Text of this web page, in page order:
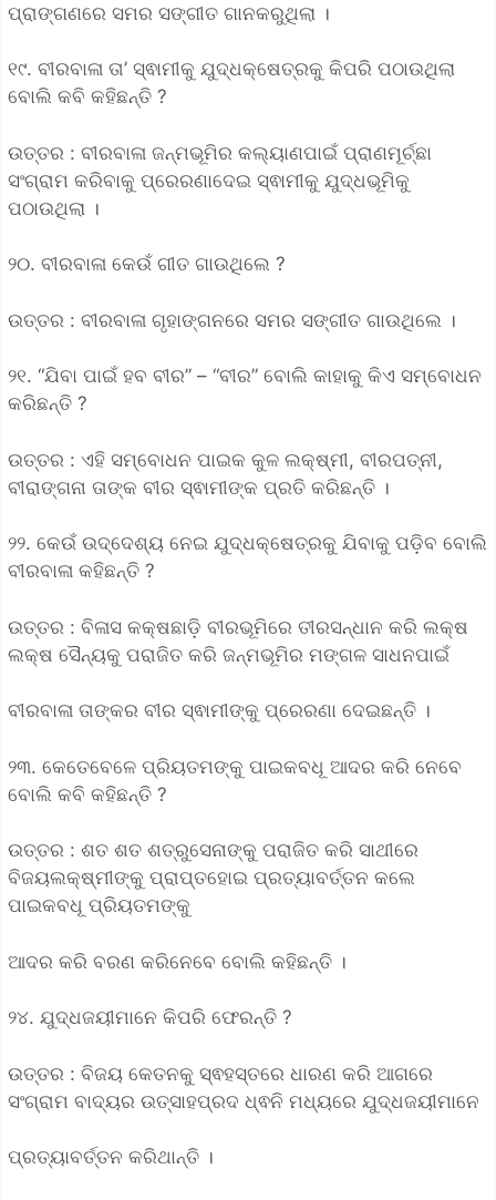
ପ୍ରାଙ୍ଗଣରେ ସମର ସଙ୍ଗୀତ ଗାନକରୁଥିଲା ।
୧୯. ବୀରବାଳା ତା’ ସ୍ଵାମୀକୁ ଯୁଦ୍ଧକ୍ଷେତ୍ରକୁ କିପରି ପଠାଉଥିଲା
ବୋଲି କବି କହିଛନ୍ତି ?
ଉତ୍ତର : ବୀରବାଳା ଜନ୍ମଭୂମିର କଲ୍ୟାଣପାଇଁ ପ୍ରାଣମୂର୍ଚ୍ଛା
ସଂଗ୍ରାମ କରିବାକୁ ପ୍ରେରଣାଦେଇ ସ୍ଵାମୀକୁ ଯୁଦ୍ଧଭୂମିକୁ
ପଠାଉଥିଲା ।
୨୦. ବୀରବାଳା କେଉଁ ଗୀତ ଗାଉଥିଲେ ?
ଉତ୍ତର : ବୀରବାଳା ଗୃହାଙ୍ଗନରେ ସମର ସଙ୍ଗୀତ ଗାଉଥିଲେ ।
୨୧. “ଯିବା ପାଇଁ ହବ ବୀର” – “ବୀର” ବୋଲି କାହାକୁ କିଏ ସମ୍ବୋଧନ
କରିଛନ୍ତି ?
ଉତ୍ତର : ଏହି ସମ୍ବୋଧନ ପାଇକ କୁଳ ଲକ୍ଷ୍ମୀ, ବୀରପତ୍ନୀ,
ବୀରାଙ୍ଗନା ତାଙ୍କ ବୀର ସ୍ଵାମୀଙ୍କ ପ୍ରତି କରିଛନ୍ତି ।
୨୨. କେଉଁ ଉଦ୍ଦେଶ୍ୟ ନେଇ ଯୁଦ୍ଧକ୍ଷେତ୍ରକୁ ଯିବାକୁ ପଡ଼ିବ ବୋଲି
ବୀରବାଳା କହିଛନ୍ତି ?
ଉତ୍ତର : ବିଳାସ କକ୍ଷଛାଡ଼ି ବୀରଭୂମିରେ ତୀରସନ୍ଧାନ କରି ଲକ୍ଷ
ଲକ୍ଷ ସୈନ୍ୟକୁ ପରାଜିତ କରି ଜନ୍ମଭୂମିର ମଙ୍ଗଳ ସାଧନପାଇଁ
ବୀରବାଳା ତାଙ୍କର ବୀର ସ୍ଵାମୀଙ୍କୁ ପ୍ରେରଣା ଦେଇଛନ୍ତି ।
୨୩. କେତେବେଳେ ପ୍ରିୟତମଙ୍କୁ ପାଇକବଧୂ ଆଦର କରି ନେବେ
ବୋଲି କବି କହିଛନ୍ତି ?
ଉତ୍ତର : ଶତ ଶତ ଶତ୍ରୁସେନାଙ୍କୁ ପରାଜିତ କରି ସାଥୀରେ
ବିଜୟଲକ୍ଷ୍ମୀଙ୍କୁ ପ୍ରାପ୍ତହୋଇ ପ୍ରତ୍ୟାବର୍ତ୍ତନ କଲେ
ପାଇକବଧୂ ପ୍ରିୟତମଙ୍କୁ
ଆଦର କରି ବରଣ କରିନେବେ ବୋଲି କହିଛନ୍ତି ।
୨୪. ଯୁଦ୍ଧଜୟୀମାନେ କିପରି ଫେରନ୍ତି ?
ଉତ୍ତର : ବିଜୟ କେତନକୁ ସ୍ଵହସ୍ତରେ ଧାରଣ କରି ଆଗରେ
ସଂଗ୍ରାମ ବାଦ୍ୟର ଉତ୍ସାହପ୍ରଦ ଧ୍ଵନି ମଧ୍ୟରେ ଯୁଦ୍ଧଜୟୀମାନେ
ପ୍ରତ୍ୟାବର୍ତ୍ତନ କରିଥାନ୍ତି ।